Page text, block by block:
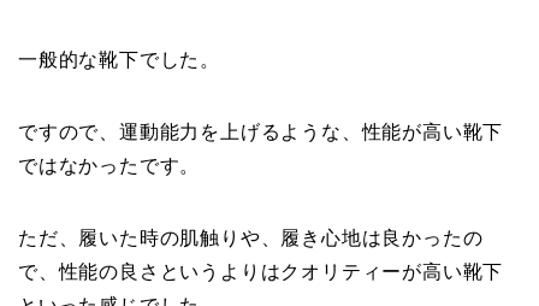
一般的な靴下でした。
ですので、運動能力を上げるような、性能が高い靴下
ではなかったです。
ただ、履いた時の肌触りや、履き心地は良かったの
で、性能の良さというよりはクオリティーが高い靴下